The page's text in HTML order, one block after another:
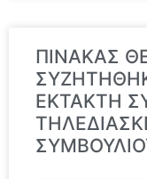
ΠΙΝΑΚΑΣ
ΕΚΤΑΚΤΗ